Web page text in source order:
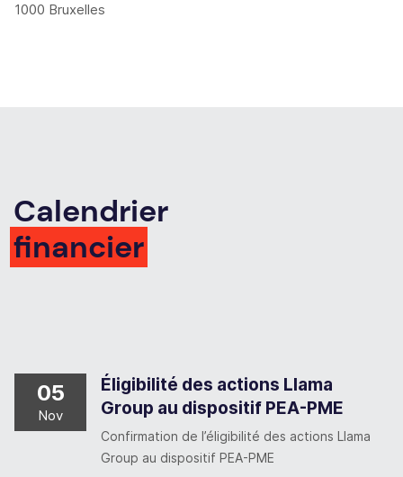
1000 Bruxelles
Calendrier
financier
05
Nov
Éligibilité des actions Llama
Group au dispositif PEA-PME
Confirmation de l’éligibilité des actions Llama
Group au dispositif PEA-PME